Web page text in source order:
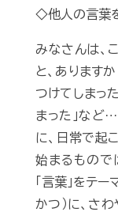
◇他人の言葉を
みなさんは、
と、あります
つけてしまっ
まった」など…
に、日常で起
始まるもので
「言葉」をテ
かつ）に、さ